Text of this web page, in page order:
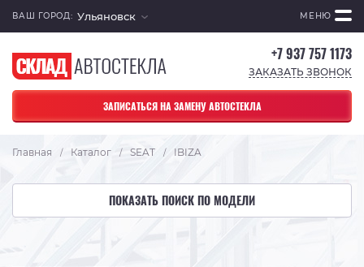
ВАШ ГОРОД: Ульяновск МЕНЮ
+7 937 757 1173
ЗАКАЗАТЬ ЗВОНОК
ЗАПИСАТЬСЯ НА ЗАМЕНУ АВТОСТЕКЛА
Главная / Каталог / SEAT / IBIZA
ПОКАЗАТЬ ПОИСК ПО МОДЕЛИ